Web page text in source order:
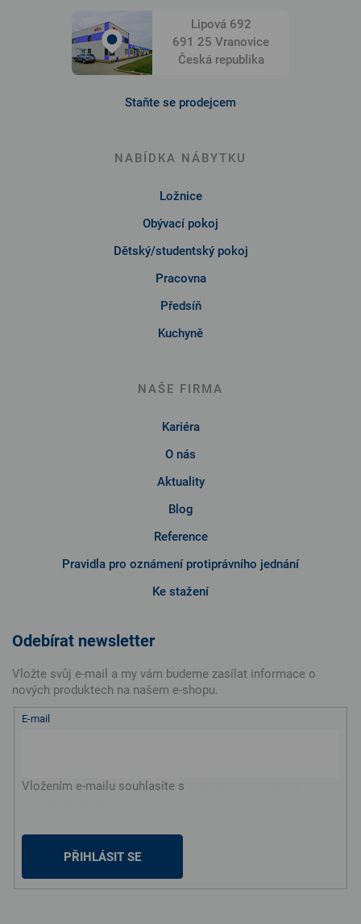
Lipová 692
691 25 Vranovice
Česká republika
Staňte se prodejcem
NABÍDKA NÁBYTKU
Ložnice
Obývací pokoj
Dětský/studentský pokoj
Pracovna
Předsíň
Kuchyně
NAŠE FIRMA
Kariéra
O nás
Aktuality
Blog
Reference
Pravidla pro oznámení protiprávního jednání
Ke stažení
Odebírat newsletter
Vložte svůj e-mail a my vám budeme zasílat informace o
nových produktech na našem e-shopu.
E-mail
Vložením e-mailu souhlasíte s
PŘIHLÁSIT SE